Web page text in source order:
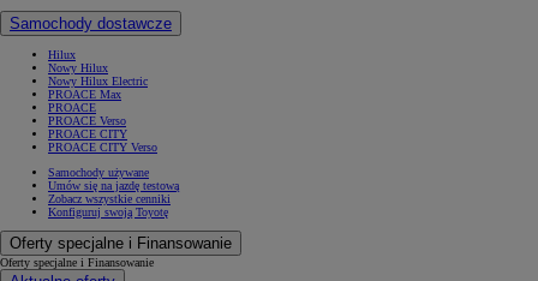
Samochody dostawcze
Hilux
Nowy Hilux
Nowy Hilux Electric
PROACE Max
PROACE
PROACE Verso
PROACE CITY
PROACE CITY Verso
Samochody używane
Umów się na jazdę testową
Zobacz wszystkie cenniki
Konfiguruj swoją Toyotę
Oferty specjalne i Finansowanie
Oferty specjalne i Finansowanie